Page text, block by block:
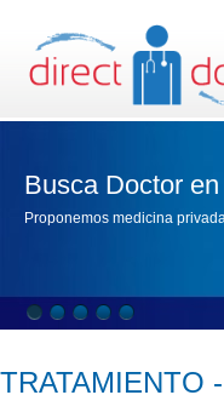
Busca Doctor
Proponemos medicina
TRATAMIENTO